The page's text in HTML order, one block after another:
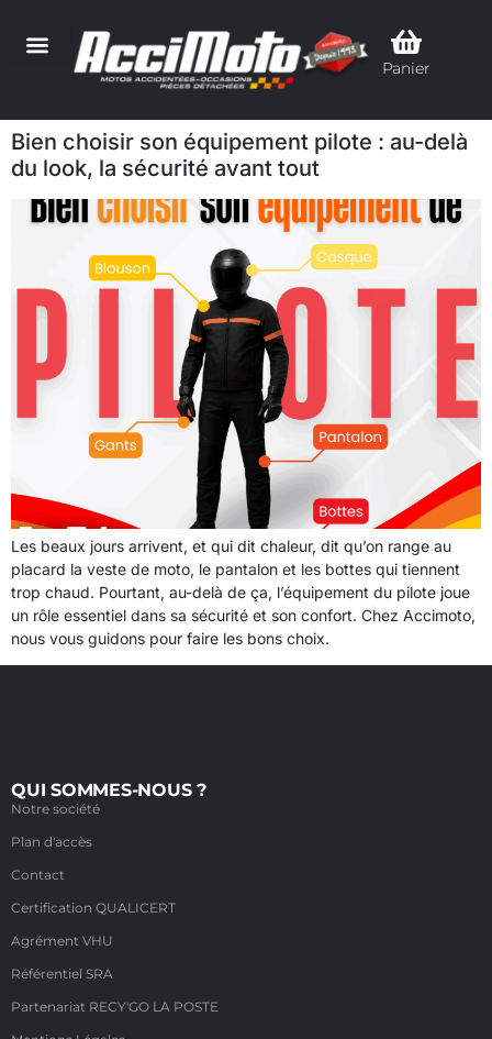
Panier
Bien choisir son équipement pilote : au-delà
du look, la sécurité avant tout​
Les beaux jours arrivent, et qui dit chaleur, dit qu’on range au
placard la veste de moto, le pantalon et les bottes qui tiennent
trop chaud. Pourtant, au-delà de ça, l’équipement du pilote joue
un rôle essentiel dans sa sécurité et son confort. Chez Accimoto,
nous vous guidons pour faire les bons choix.
QUI SOMMES-NOUS ?
Notre société
Plan d'accès
Contact
Certification QUALICERT
Agrément VHU
Référentiel SRA
Partenariat RECY'GO LA POSTE